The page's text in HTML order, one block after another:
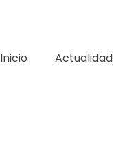
Inicio Actualidad